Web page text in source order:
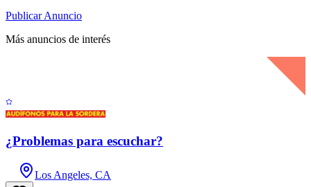
Publicar Anuncio
Más anuncios de interés
¿Problemas para escuchar?
Los Angeles, CA